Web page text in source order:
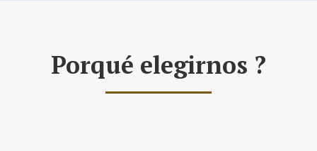
Porqué elegirnos ?